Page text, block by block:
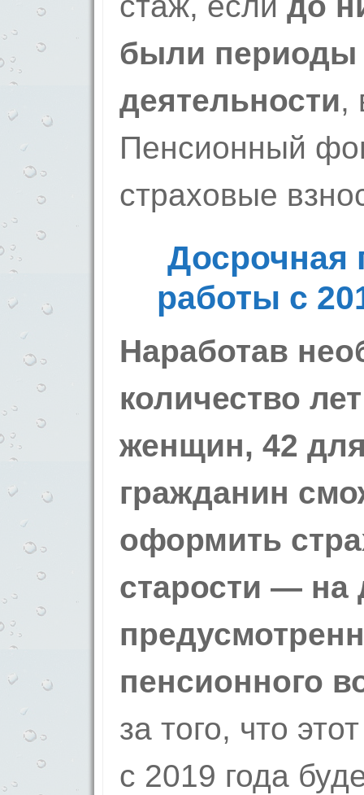
были периоды
деятельности,
Пенсионный
страховые
Досрочная
работы с
Наработав
количество
женщин, 42
гражданин
оформить
старости — на
пенсионного
за того, что
с 2019 года